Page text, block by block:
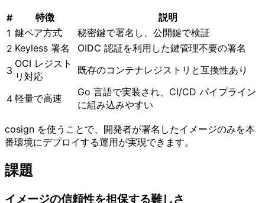
# 特徴
説明
1 鍵ペア方式
秘密鍵で署名し、公開鍵で検証
2 Keyless 署名
OIDC 認証を利用した鍵管理不要の署名
3
OCI レジスト
リ対応
既存のコンテナレジストリと互換性あり
4 軽量で高速
Go 言語で実装され、CI/CD パイプライン
に組み込みやすい
cosign を使うことで、開発者が署名したイメージのみを本
番環境にデプロイする運用が実現できます。
課題
イメージの信頼性を担保する難しさ